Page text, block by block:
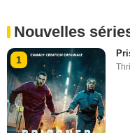
Nouvelles
1